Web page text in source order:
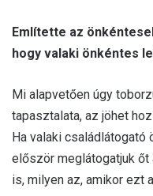
Említette az
hogy valaki önkéntes
Mi alapvetően úgy
tapasztalata, az jöhet
Ha valaki
először meglátogatjuk őt
is, milyen az, amikor ezt